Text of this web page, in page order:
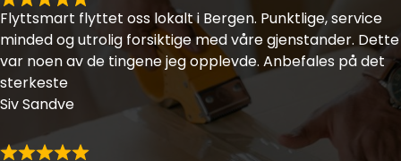
Flyttsmart flyttet oss lokalt i Bergen. Punktlige, service
minded og utrolig forsiktige med våre gjenstander. Dette
var noen av de tingene jeg opplevde. Anbefales på det
sterkeste
Siv Sandve